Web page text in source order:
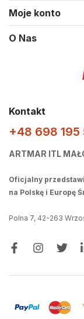
Moje konto
O Nas
Kontakt
+48 698 195
ARTMAR ITL
Oficjalny
na Polskę i Europę
Polna 7, 42-263